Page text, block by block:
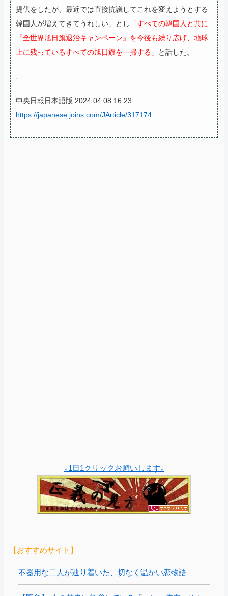
提供をしたが、最近では直接抗議してこれを変えようとする
韓国人が増えてきてうれしい」とし
「すべての韓国人と共に
『全世界旭日旗退治キャンペーン』を今後も繰り広げ、地球
上に残っているすべての旭日旗を一掃する」
と話した。
中央日報日本語版 2024.04.08 16:23
https://japanese.joins.com/JArticle/317174
↓1日1クリックお願いします↓
【おすすめサイト】
不器用な二人が辿り着いた、切なく温かい恋物語